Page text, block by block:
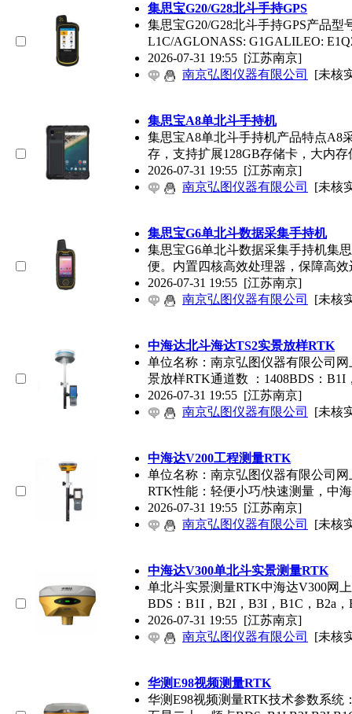
集思宝G20/G28北斗手持GPS
集思宝G20/G28北斗手持GPS产品型
L1C/AGLONASS: G1GALILEO:
2026-07-31 19:55 [江苏南京]
南京弘图仪器有限公司
[未核
集思宝A8单北斗手持机
集思宝A8单北斗手持机产品特点A8
存，支持扩展128GB存储卡，大内
2026-07-31 19:55 [江苏南京]
南京弘图仪器有限公司
[未核
集思宝G6单北斗数据采集手持机
集思宝G6单北斗数据采集手持机集
便。内置四核高效处理器，保障高效
2026-07-31 19:55 [江苏南京]
南京弘图仪器有限公司
[未核
中海达北斗海达TS2实景放样RTK
单位名称：南京弘图仪器有限公司
景放样RTK通道数 ：1408BDS：B1I
2026-07-31 19:55 [江苏南京]
南京弘图仪器有限公司
[未核
中海达V200工程测量RTK
单位名称：南京弘图仪器有限公司
RTK性能：轻便小巧/快速测量，中
2026-07-31 19:55 [江苏南京]
南京弘图仪器有限公司
[未核
中海达V300单北斗实景测量RTK
单北斗实景测量RTK中海达V300网
BDS：B1I，B2I，B3I，B1C，B2a，
2026-07-31 19:55 [江苏南京]
南京弘图仪器有限公司
[未核
华测E98视频测量RTK
华测E98视频测量RTK技术参数系统